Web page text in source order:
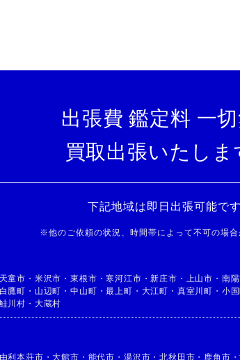
出張費 鑑定料 一
買取出張いたしま
下記地域は即日出張可能です
※他のご依頼の状況、時間帯によって不可の場合
天童市 ・ 米沢市 ・東根市 ・寒河江市 ・新庄市 ・ 上山市 ・ 南
白鷹町 ・ 山辺町 ・中山町 ・最上町 ・ 大江町 ・ 真室川町 ・ 小
鮭川村 ・ 大蔵村
由利本荘市 ・大館市 ・ 能代市 ・ 湯沢市 ・北秋田市 ・ 鹿角市 ・